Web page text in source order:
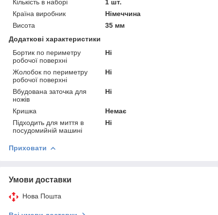
Кількість в наборі
1 шт.
Країна виробник
Німеччина
Висота
35 мм
Додаткові характеристики
Бортик по периметру
робочої поверхні
Ні
Жолобок по периметру
робочої поверхні
Ні
Вбудована заточка для
ножів
Ні
Кришка
Немає
Підходить для миття в
посудомийній машині
Ні
Приховати
Умови доставки
Нова Пошта